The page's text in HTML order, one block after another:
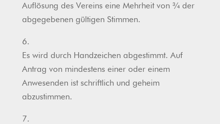
Auflösung des Vereins eine Mehrheit von ¾ der
abgegebenen gültigen Stimmen.
6.
Es wird durch Handzeichen abgestimmt. Auf
Antrag von mindestens einer oder einem
Anwesenden ist schriftlich und geheim
abzustimmen.
7.